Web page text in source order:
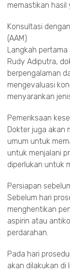
memastikan hasil
Konsultasi
(AAM)
Langkah pertama
Rudy Adiputra,
berpengalaman
mengevaluasi
menyarankan
Pemeriksaan
Dokter juga akan
umum untuk
untuk menjalani
diperlukan untuk
Persiapan
Sebelum hari
menghentikan
aspirin atau
perdarahan.
Pada hari
akan dilakukan di